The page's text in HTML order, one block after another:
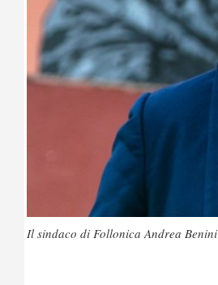
Il sindaco di Follonica Andrea Benini